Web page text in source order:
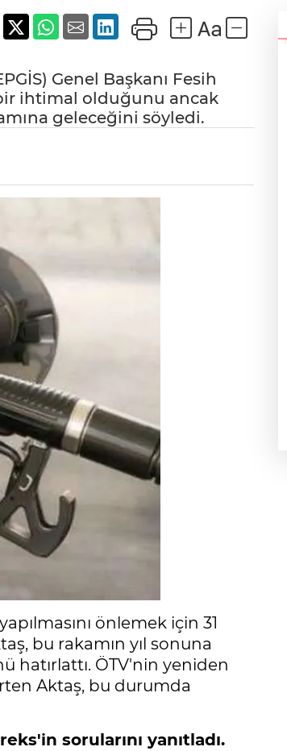
Genel Başkanı Fesih
bir ihtimal olduğunu ancak
geleceğini söyledi.
önlemek için 31
bu rakamın yıl sonuna
hatırlattı. ÖTV'nin yeniden
Aktaş, bu durumda
sorularını yanıtladı.